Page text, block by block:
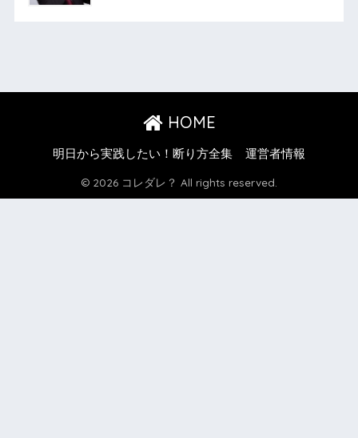
HOME
明日から実践したい！断り方全集 運営者情報
© 2026 コレダレ？ All rights reserved.